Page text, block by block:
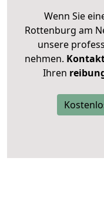
Wenn Sie
Rottenburg am
unsere
nehmen.
Ihren